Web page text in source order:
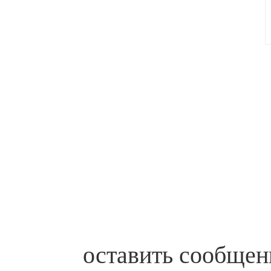
оставить